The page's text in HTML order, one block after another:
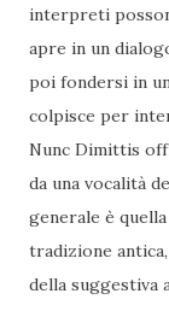
interpreti
apre in un
poi fondersi in
colpisce per
Nunc Dimittis
da una vocalità
generale è
tradizione
della suggestiva